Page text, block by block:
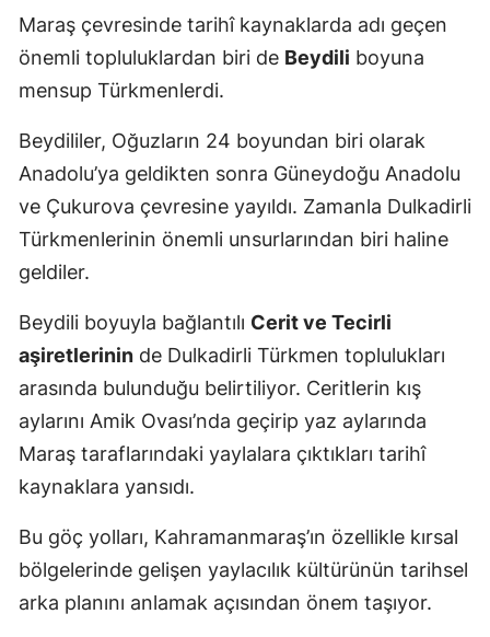
Maraş çevresinde tarihî kaynaklarda adı geçen
önemli topluluklardan biri de Beydili boyuna
mensup Türkmenlerdi.
Beydililer, Oğuzların 24 boyundan biri olarak
Anadolu’ya geldikten sonra Güneydoğu Anadolu
ve Çukurova çevresine yayıldı. Zamanla Dulkadirli
Türkmenlerinin önemli unsurlarından biri haline
geldiler.
Beydili boyuyla bağlantılı Cerit ve Tecirli
aşiretlerinin de Dulkadirli Türkmen toplulukları
arasında bulunduğu belirtiliyor. Ceritlerin kış
aylarını Amik Ovası’nda geçirip yaz aylarında
Maraş taraflarındaki yaylalara çıktıkları tarihî
kaynaklara yansıdı.
Bu göç yolları, Kahramanmaraş’ın özellikle kırsal
bölgelerinde gelişen yaylacılık kültürünün tarihsel
arka planını anlamak açısından önem taşıyor.